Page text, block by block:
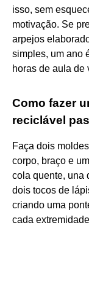
isso, sem
motivação. Se
arpejos
simples, um ano
horas de aula de
Como fazer
reciclável
Faça dois
corpo, braço e
cola quente, una
dois tocos de
criando uma
cada